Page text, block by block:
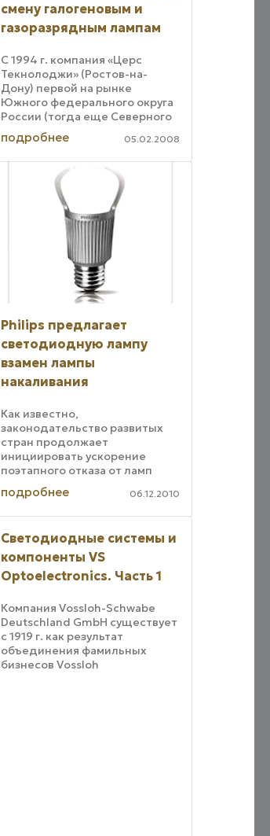
смену галогеновым и
газоразрядным лампам
С 1994 г. компания «Церс
Текнолоджи» (Ростов-на-
Дону) первой на рынке
Южного федерального округа
России (тогда еще Северного
Кавказа) начала производить
сложное технологическое
оборудование для шоу-
техники. Компания продвигает
на рынок светодиодные ...
подробнее 05.02.2008
Philips предлагает
светодиодную лампу
взамен лампы
накаливания
Как известно,
законодательство развитых
стран продолжает
инициировать ускорение
поэтапного отказа от ламп
накаливания. Следуя в русле
этой тенденции, компания
Philips представила новое
светодиодное решение
взамен традиционных ...
подробнее 06.12.2010
Светодиодные системы и
компоненты VS
Optoelectronics. Часть 1
Компания Vossloh-Schwabe
Deutschland GmbH существует
с 1919 г. как результат
объединения фамильных
бизнесов Vossloh